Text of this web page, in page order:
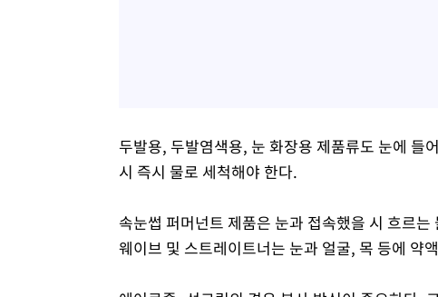
두발용, 두발염색용, 눈 화장용 제품류도 눈에 들
시 즉시 물로 세척해야 한다.
속눈썹 퍼머넌트 제품은 눈과 접속했을 시 흐르
웨이브 및 스트레이트너는 눈과 얼굴, 목 등에 약